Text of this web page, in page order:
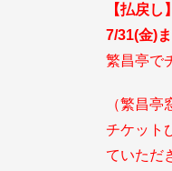
【払戻し】
7/31(金)
繁昌亭で
（繁昌
チケット
ていただ